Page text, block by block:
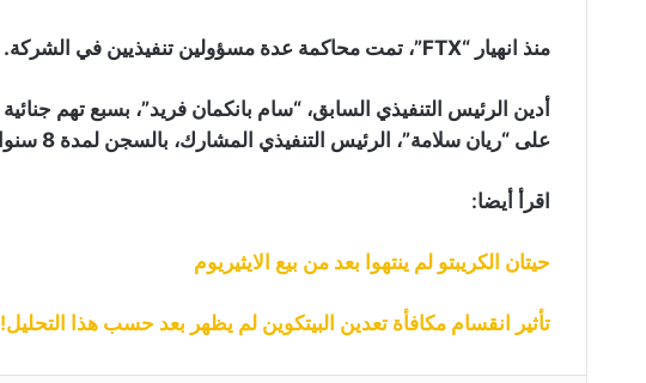
منذ انهيار “FTX”، تمت محاكمة عدة مسؤولين تنفيذيين في الشركة.
على “ريان سلامة”، الرئيس التنفيذي المشارك، بالسجن لمدة 8 سنوات.
اقرأ أيضا:
حيتان الكريبتو لم ينتهوا بعد من بيع الايثيريوم
تأثير انقسام مكافأة تعدين البيتكوين لم يظهر بعد حسب هذا التحليل!